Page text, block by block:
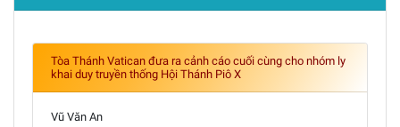
Tòa Thánh Vatican đưa ra cảnh cáo cuối cùng cho nhóm ly
khai duy truyền thống Hội Thánh Piô X
Vũ Văn An